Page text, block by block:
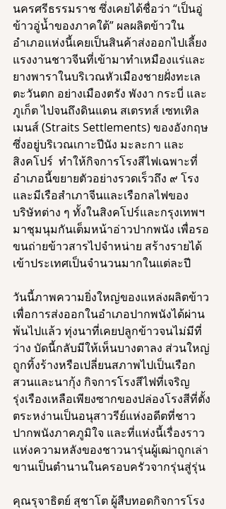
นครศรีธรรมราช ซึ่งเคยได้ชื่อว่า “เป็นอู่
ข้าวอู่น้ำของภาคใต้” ผลผลิตข้าวใน
อำเภอแห่งนี้เคยเป็นสินค้าส่งออกไปเลี้ยง
แรงงานชาวจีนที่เข้ามาทำเหมืองแร่และ
ยางพาราในบริเวณหัวเมืองชายฝั่งทะเล
ตะวันตก อย่างเมืองตรัง พังงา กระบี่ และ
ภูเก็ต ไปจนถึงดินแดน สเตรทส์ เซทเทิล
เมนส์ (Straits Settlements) ของอังกฤษ
ซึ่งอยู่บริเวณเกาะปีนัง มะละกา และ
สิงคโปร์  ทำให้กิจการโรงสีไฟเฉพาะที่
อำเภอนี้ขยายตัวอย่างรวดเร็วถึง ๙ โรง
และมีเรือสำเภาจีนและเรือกลไฟของ
บริษัทต่าง ๆ ทั้งในสิงคโปร์และกรุงเทพฯ
มาชุมนุมกันเต็มหน้าอ่าวปากพนัง เพื่อรอ
ขนถ่ายข้าวสารไปจำหน่าย สร้างรายได้
เข้าประเทศเป็นจำนวนมากในแต่ละปี
วันนี้ภาพความยิ่งใหญ่ของแหล่งผลิตข้าว
เพื่อการส่งออกในอำเภอปากพนังได้ผ่าน
พ้นไปแล้ว ทุ่งนาที่เคยปลูกข้าวจนไม่มีที่
ว่าง บัดนี้กลับมีให้เห็นบางตาลง ส่วนใหญ่
ถูกทิ้งร้างหรือเปลี่ยนสภาพไปเป็นเรือก
สวนและนากุ้ง กิจการโรงสีไฟที่เจริญ
รุ่งเรืองเหลือเพียงซากของปล่องโรงสีที่ตั้ง
ตระหง่านเป็นอนุสาวรีย์แห่งอดีตที่ชาว
ปากพนังภาคภูมิใจ และที่แห่งนี้เรื่องราว
แห่งความหลังของชาวนารุ่นผู้เฒ่าถูกเล่า
ขานเป็นตำนานในครอบครัวจากรุ่นสู่รุ่น
คุณรุจาธิตย์ สุชาโต ผู้สืบทอดกิจการโรง